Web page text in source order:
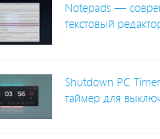
Notepads —
текстовый
Shutdown PC
таймер для